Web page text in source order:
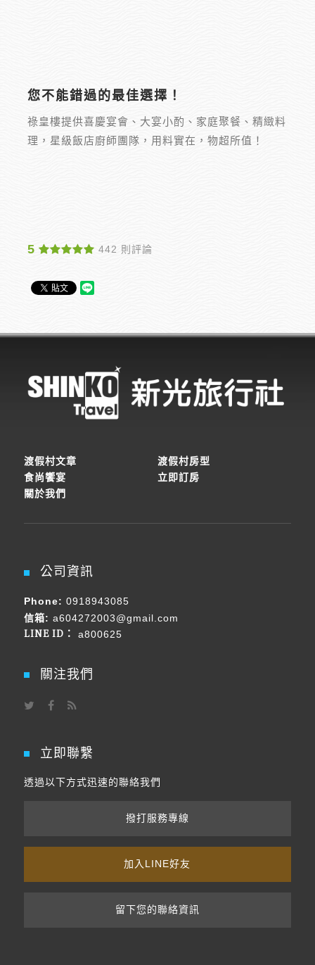
您不能錯過的最佳選擇！
祿皇樓提供喜慶宴會、大宴小酌、家庭聚餐、精緻料
理，星級飯店廚師團隊，用料實在，物超所值！
5 442 則評論
渡假村文章
渡假村房型
食尚饗宴
立即訂房
關於我們
公司資訊
Phone: 0918943085
信箱: a604272003@gmail.com
LINE ID： a800625
關注我們
立即聯繫
透過以下方式迅速的聯絡我們
撥打服務專線
加入LINE好友
留下您的聯絡資訊